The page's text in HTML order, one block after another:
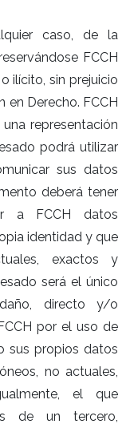
caso, de la
FCCH
ilícito, sin prejuicio
en Derecho. FCCH
representación
podrá utilizar
sus datos
deberá tener
a FCCH datos
identidad y que
exactos y
será el único
directo y/o
por el uso de
sus propios datos
no actuales,
el que
de un tercero,